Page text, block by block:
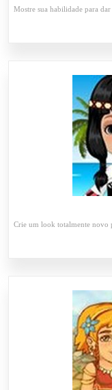
Mostre sua habilidade para
Crie um look totalmente novo